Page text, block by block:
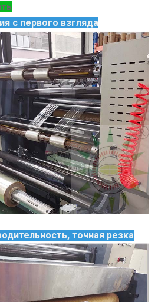
с первого взгляда
точная резка